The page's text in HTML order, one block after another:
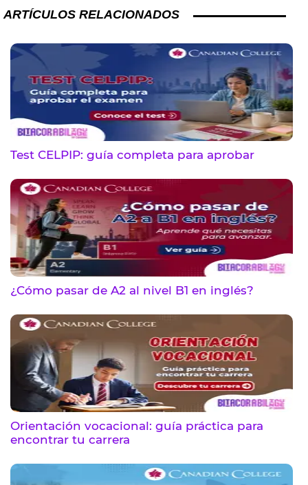
ARTÍCULOS RELACIONADOS
Test CELPIP: guía completa para aprobar
¿Cómo pasar de A2 al nivel B1 en inglés?
Orientación vocacional: guía práctica para
encontrar tu carrera